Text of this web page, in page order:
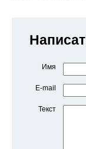
Имя
E-mail
Текст